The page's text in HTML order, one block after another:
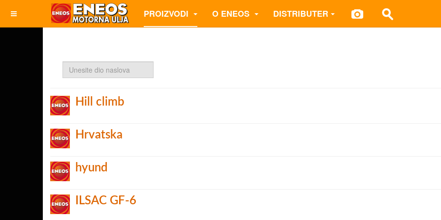
PROIZVODI O ENEOS DISTRIBUTER
dio
naslova
Hill climb
Hrvatska
hyund
ILSAC GF-6